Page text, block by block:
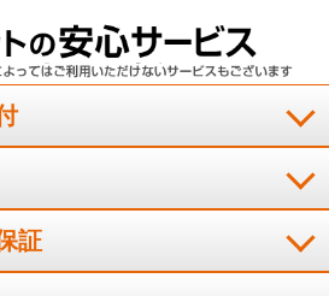
りました。
M.A様）
コン２台目
購入しました。安くてよかった。
証